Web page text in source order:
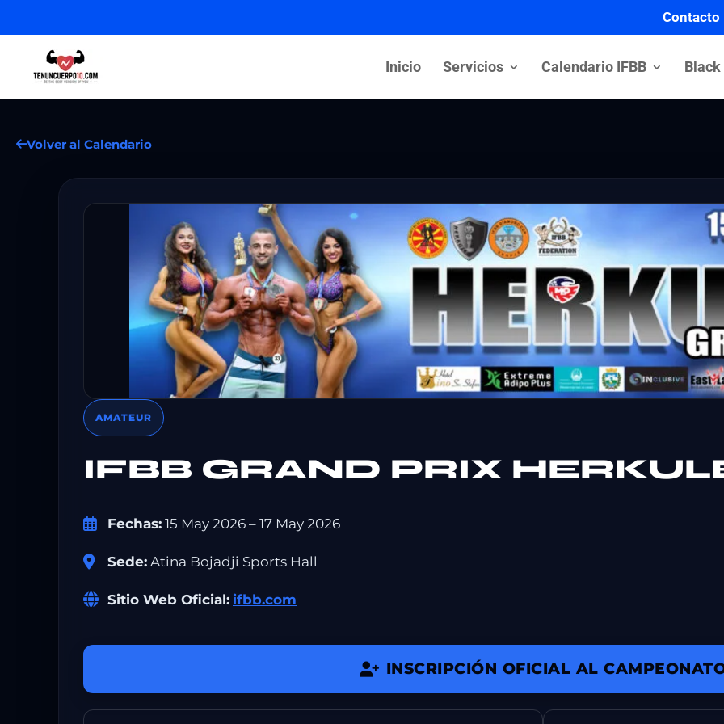
Contacto
Inicio Servicios Calendario IFBB Black
Volver al Calendario
AMATEUR
IFBB GRAND PRIX
Fechas: 15 May 2026 – 17 May 2026
Sede: Atina Bojadji Sports Hall
Sitio Web Oficial: ifbb.com
INSCRIPCIÓN OFICIAL AL